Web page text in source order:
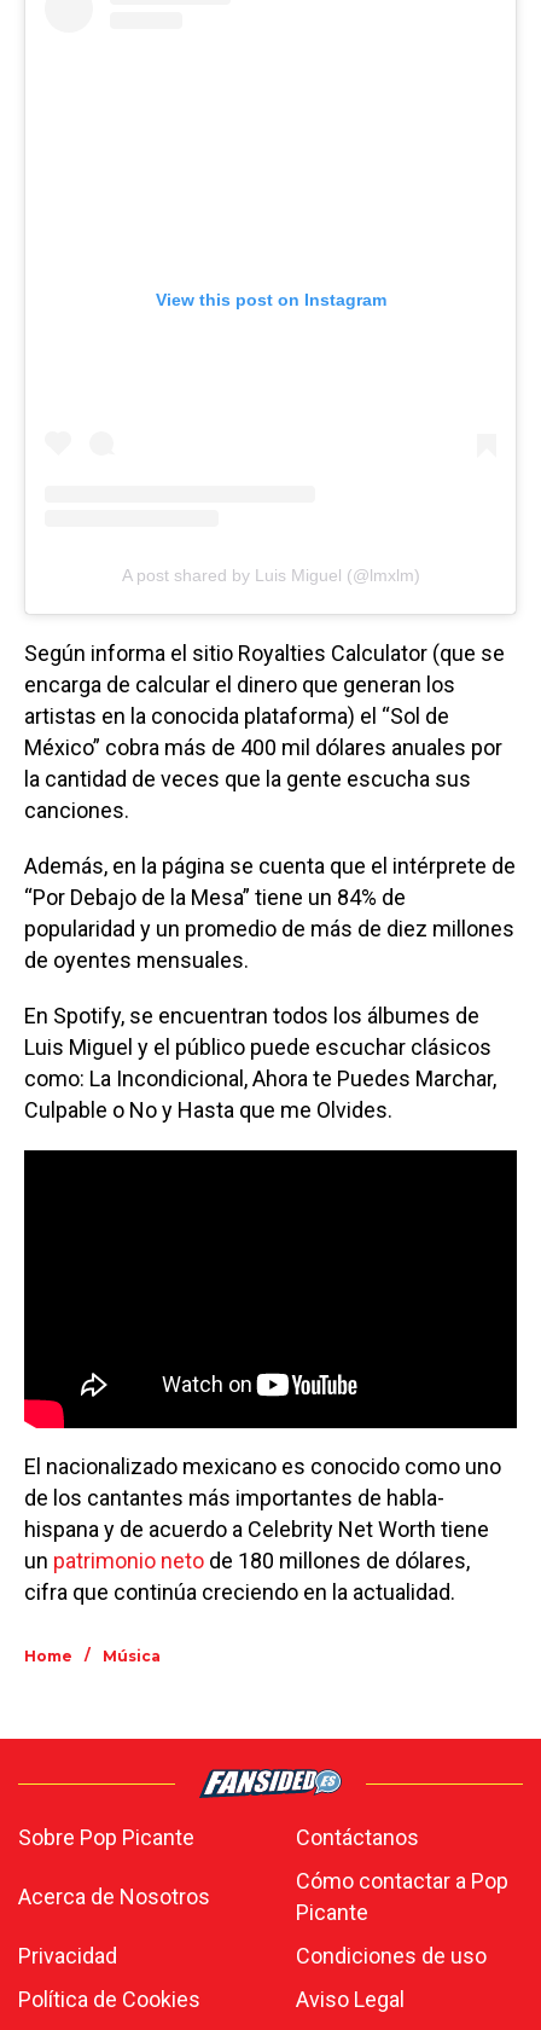
View this post on Instagram
A post shared by Luis Miguel (@lmxlm)
Según informa el sitio Royalties Calculator (que se
encarga de calcular el dinero que generan los
artistas en la conocida plataforma) el “Sol de
México” cobra más de 400 mil dólares anuales por
la cantidad de veces que la gente escucha sus
canciones.
Además, en la página se cuenta que el intérprete de
“Por Debajo de la Mesa” tiene un 84% de
popularidad y un promedio de más de diez millones
de oyentes mensuales.
En Spotify, se encuentran todos los álbumes de
Luis Miguel y el público puede escuchar clásicos
como: La Incondicional, Ahora te Puedes Marchar,
Culpable o No y Hasta que me Olvides.
El nacionalizado mexicano es conocido como uno
de los cantantes más importantes de habla-
hispana y de acuerdo a Celebrity Net Worth tiene
un patrimonio neto de 180 millones de dólares,
cifra que continúa creciendo en la actualidad.
Home / Música
Sobre Pop Picante Contáctanos
Acerca de Nosotros
Cómo contactar a Pop
Picante
Privacidad
Condiciones de uso
Política de Cookies
Aviso Legal